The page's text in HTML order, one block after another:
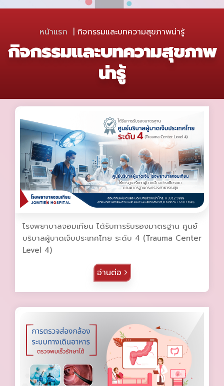
หน้าแรก กิจกรรมและบทความสุขภาพน่ารู้
กิจกรรมและบทความสุขภาพ
น่ารู้
โรงพยาบาลจอมเทียน ได้รับการรับรองมาตรฐาน ศูนย์
บริบาลผู้บาดเจ็บประเทศไทย ระดับ 4 (Trauma Center
Level 4)
อ่านต่อ